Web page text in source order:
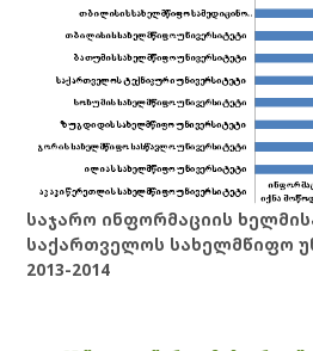
საჯარო ინფორმაციის
საქართველოს სახელმწიფო
2013-2014